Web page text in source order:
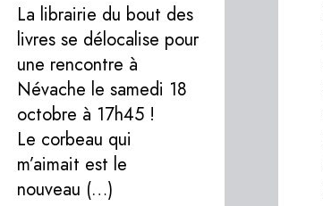
La librairie du bout des
livres se délocalise pour
une rencontre à
Névache le samedi 18
octobre à 17h45 !
Le corbeau qui
m’aimait est le
nouveau (…)